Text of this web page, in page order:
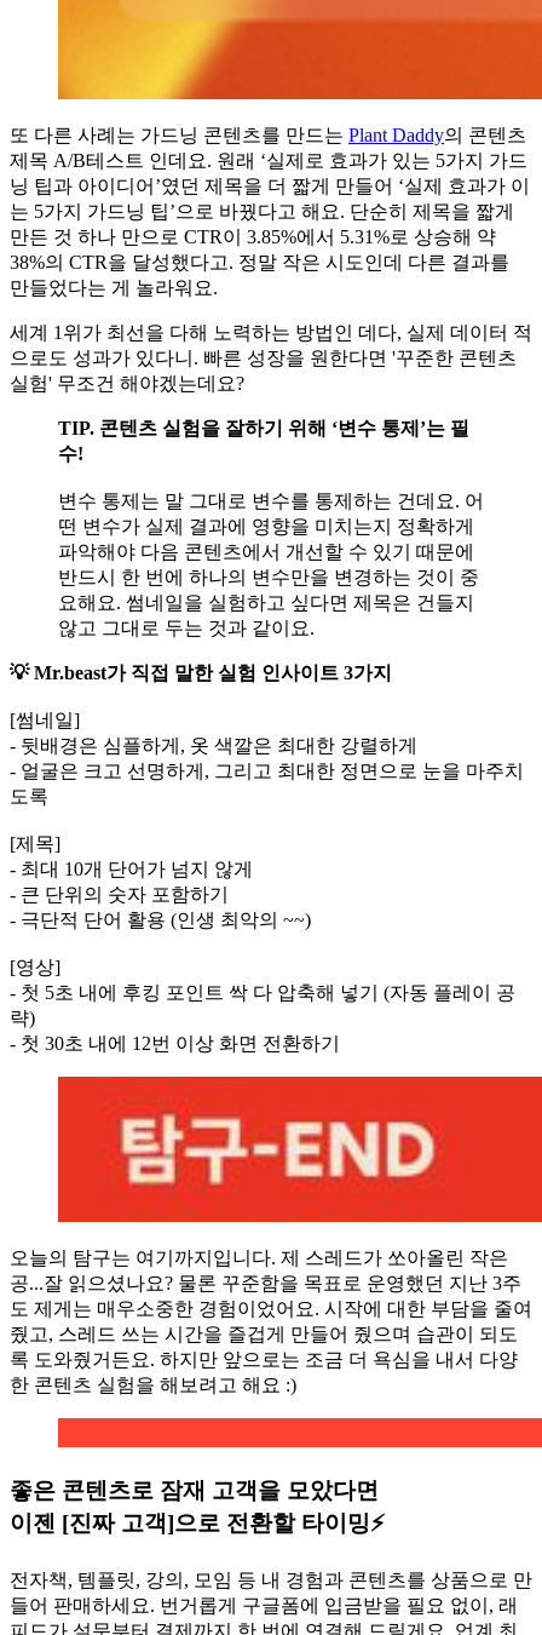
또 다른 사례는 가드닝 콘텐츠를 만드는 Plant Daddy의 콘텐츠
제목 A/B테스트 인데요. 원래 ‘실제로 효과가 있는 5가지 가드
닝 팁과 아이디어’였던 제목을 더 짧게 만들어 ‘실제 효과가 이
는 5가지 가드닝 팁’으로 바꿨다고 해요. 단순히 제목을 짧게
만든 것 하나 만으로 CTR이 3.85%에서 5.31%로 상승해 약
38%의 CTR을 달성했다고. 정말 작은 시도인데 다른 결과를
만들었다는 게 놀라워요.
세계 1위가 최선을 다해 노력하는 방법인 데다, 실제 데이터 적
으로도 성과가 있다니. 빠른 성장을 원한다면 '꾸준한 콘텐츠
실험' 무조건 해야겠는데요?
TIP. 콘텐츠 실험을 잘하기 위해 ‘변수 통제’는 필
수!
변수 통제는 말 그대로 변수를 통제하는 건데요. 어
떤 변수가 실제 결과에 영향을 미치는지 정확하게
파악해야 다음 콘텐츠에서 개선할 수 있기 때문에
반드시 한 번에 하나의 변수만을 변경하는 것이 중
요해요. 썸네일을 실험하고 싶다면 제목은 건들지
않고 그대로 두는 것과 같이요.
💡 Mr.beast가 직접 말한 실험 인사이트 3가지
[썸네일]
- 뒷배경은 심플하게, 옷 색깔은 최대한 강렬하게
- 얼굴은 크고 선명하게, 그리고 최대한 정면으로 눈을 마주치
도록
[제목]
- 최대 10개 단어가 넘지 않게
- 큰 단위의 숫자 포함하기
- 극단적 단어 활용 (인생 최악의 ~~)
[영상]
- 첫 5초 내에 후킹 포인트 싹 다 압축해 넣기 (자동 플레이 공
략)
- 첫 30초 내에 12번 이상 화면 전환하기
오늘의 탐구는 여기까지입니다. 제 스레드가 쏘아올린 작은
공...잘 읽으셨나요? 물론 꾸준함을 목표로 운영했던 지난 3주
도 제게는 매우소중한 경험이었어요. 시작에 대한 부담을 줄여
줬고, 스레드 쓰는 시간을 즐겁게 만들어 줬으며 습관이 되도
록 도와줬거든요. 하지만 앞으로는 조금 더 욕심을 내서 다양
한 콘텐츠 실험을 해보려고 해요 :)
좋은 콘텐츠로 잠재 고객을 모았다면
이젠 [진짜 고객]으로 전환할 타이밍⚡️
전자책, 템플릿, 강의, 모임 등 내 경험과 콘텐츠를 상품으로 만
들어 판매하세요. 번거롭게 구글폼에 입금받을 필요 없이, 래
피드가 설문부터 결제까지 한 번에 연결해 드릴게요. 업계 최